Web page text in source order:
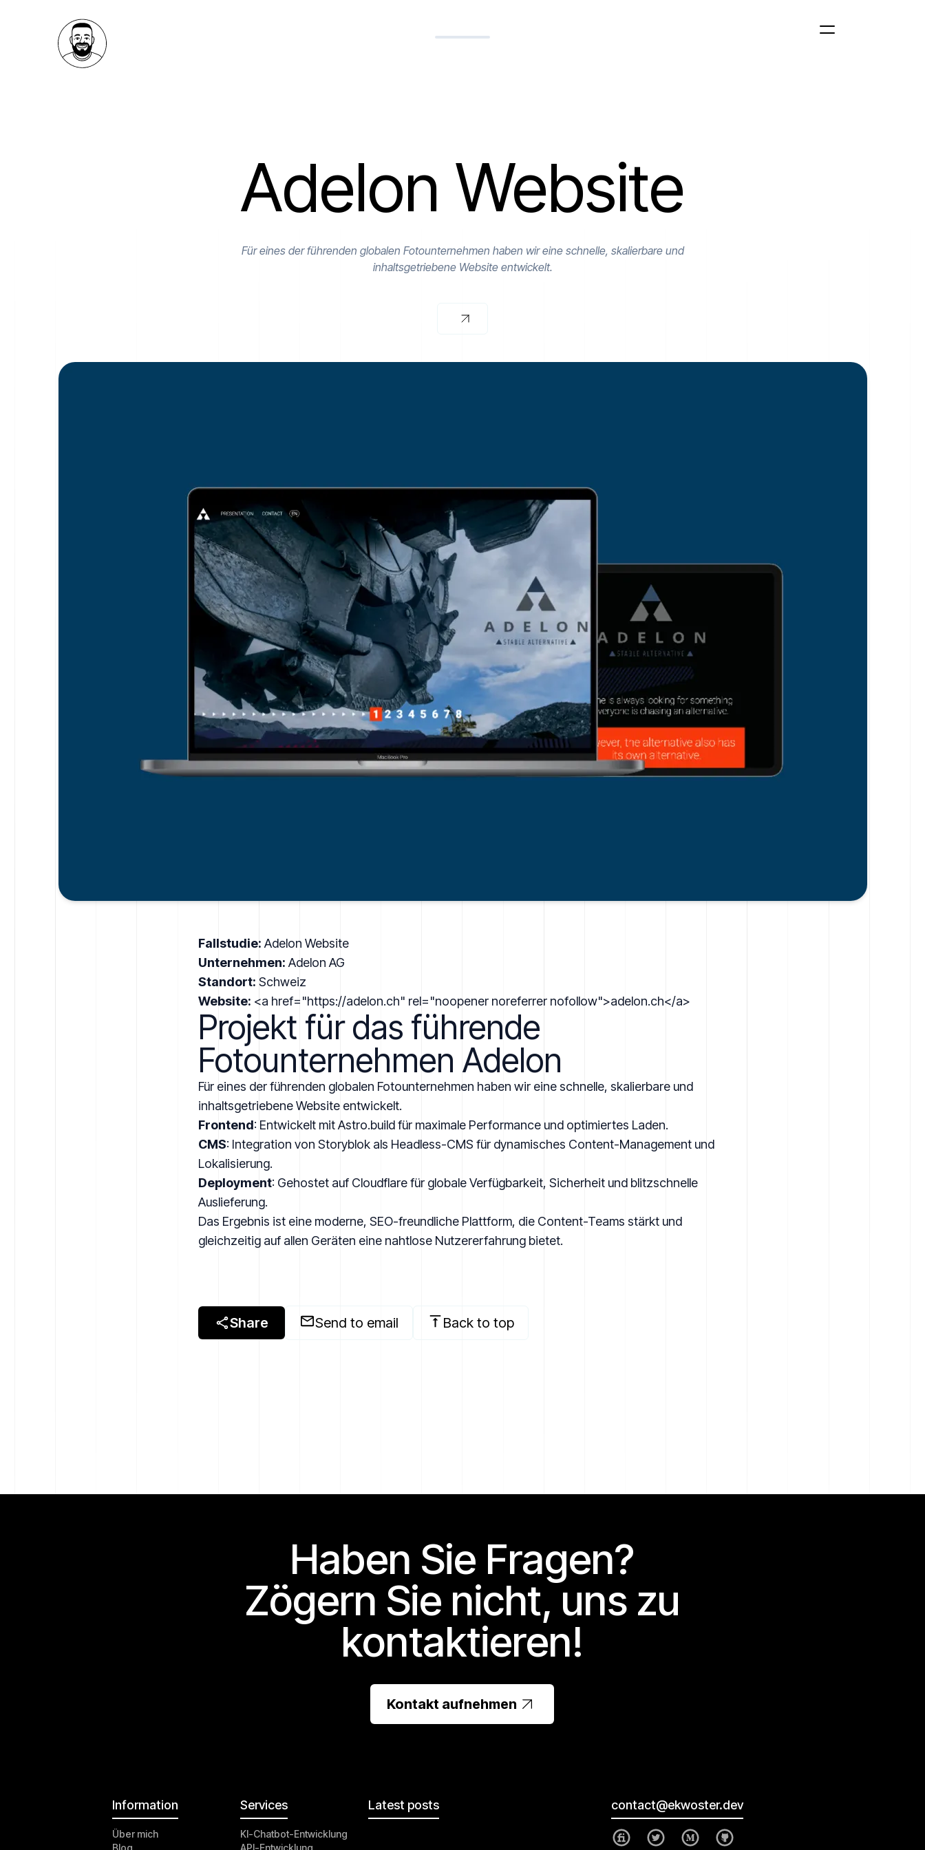
Adelon Website
Für eines der führenden globalen Fotounternehmen haben wir eine schnelle, skalierbare und
inhaltsgetriebene Website entwickelt.
Fallstudie: Adelon Website
Unternehmen: Adelon AG
Standort: Schweiz
Website: <a href="https://adelon.ch" rel="noopener noreferrer nofollow">adelon.ch</a>
Projekt für das führende
Fotounternehmen Adelon
Für eines der führenden globalen Fotounternehmen haben wir eine schnelle, skalierbare und
inhaltsgetriebene Website entwickelt.
Frontend: Entwickelt mitAstro.buildfür maximale Performance und optimiertes Laden.
CMS: Integration von Storyblok als Headless-CMS für dynamisches Content-Management und
Lokalisierung.
Deployment: Gehostet auf Cloudflarefür globale Verfügbarkeit, Sicherheit und blitzschnelle
Auslieferung.
Das Ergebnis ist eine moderne, SEO-freundliche Plattform, die Content-Teams stärkt und
gleichzeitig auf allen Geräten eine nahtlose Nutzererfahrung bietet.
Share Send to email Back to top
Haben Sie Fragen?
Zögern Sie nicht, uns zu
kontaktieren!
Kontakt aufnehmen
Information
Über mich
Blog
Services
KI-Chatbot-Entwicklung
API-Entwicklung
Latest posts contact@ekwoster.dev